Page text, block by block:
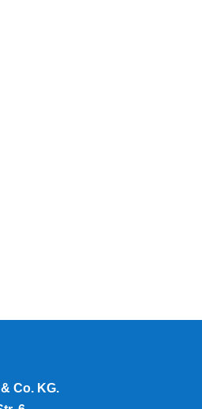
Co. KG.